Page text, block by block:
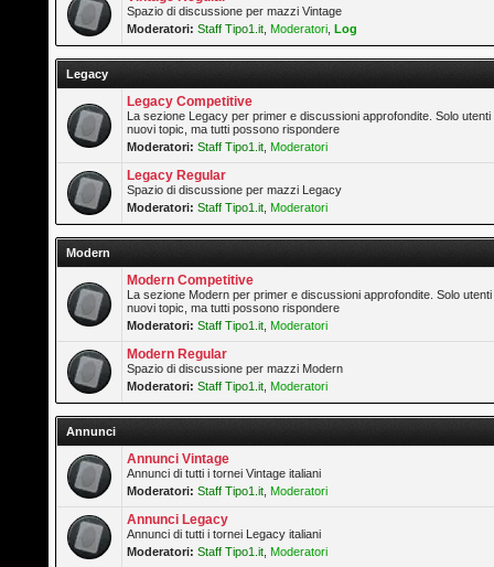
Spazio di discussione per mazzi Vintage
Moderatori: Staff Tipo1.it Moderatori ,Log
Legacy
Legacy Competitive
La sezione Legacy per primer e discussioni approfondite. Solo
nuovi topic, ma tutti possono rispondere
Moderatori: Staff Tipo1.it Moderatori
Legacy Regular
Spazio di discussione per mazzi Legacy
Moderatori: Staff Tipo1.it Moderatori
Modern
Modern Competitive
La sezione Modern per primer e discussioni approfondite. Solo
nuovi topic, ma tutti possono rispondere
Moderatori: Staff Tipo1.it Moderatori
Modern Regular
Spazio di discussione per mazzi Modern
Moderatori: Staff Tipo1.it Moderatori
Annunci
Annunci Vintage
Annunci di tutti i tornei Vintage italiani
Moderatori: Staff Tipo1.it Moderatori
Annunci Legacy
Annunci di tutti i tornei Legacy italiani
Moderatori: Staff Tipo1.it Moderatori